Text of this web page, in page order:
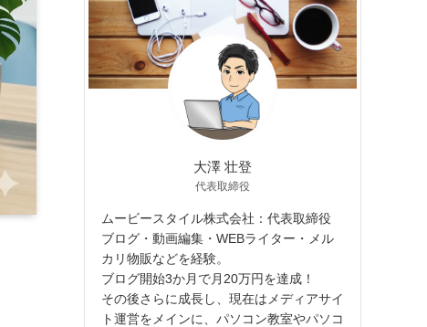
大澤 壮登
代表取締役
ムービースタイル株式会社：代表取締役
ブログ・動画編集・WEBライター・メル
カリ物販などを経験。
ブログ開始3か月で月20万円を達成！
その後さらに成長し、現在はメディアサイ
ト運営をメインに、パソコン教室やパソコ